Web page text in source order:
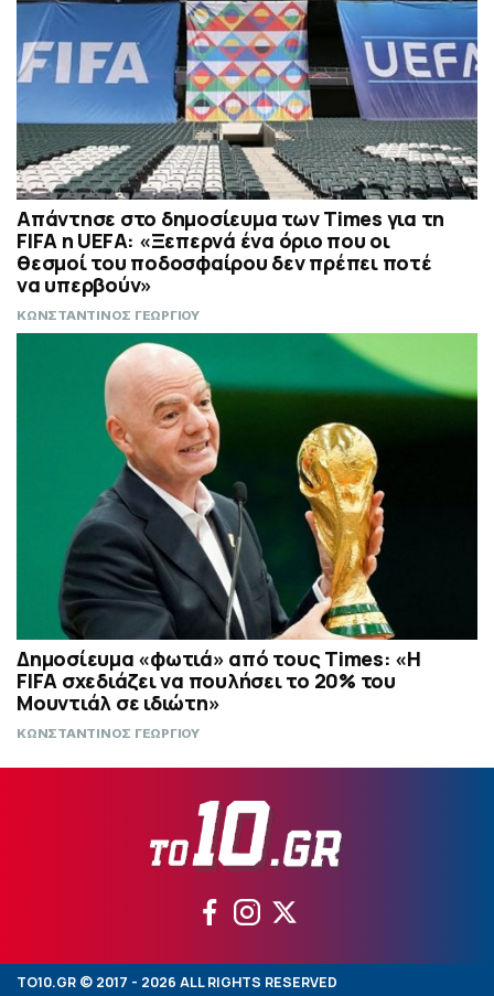
Απάντησε στο δημοσίευμα των Times για τη
FIFA η UEFA: «Ξεπερνά ένα όριο που οι
θεσμοί του ποδοσφαίρου δεν πρέπει ποτέ
να υπερβούν»
ΚΩΝΣΤΑΝΤΙΝΟΣ ΓΕΩΡΓΙΟΥ
Δημοσίευμα «φωτιά» από τους Times: «Η
FIFA σχεδιάζει να πουλήσει το 20% του
Μουντιάλ σε ιδιώτη»
ΚΩΝΣΤΑΝΤΙΝΟΣ ΓΕΩΡΓΙΟΥ
TO10.GR © 2017 - 2026 ALL RIGHTS RESERVED